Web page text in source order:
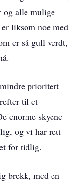
og alle mulige
liksom noe med
er så gull verdt,
prioritert
til et
enorme skyene
og vi har rett
for tidlig.
brekk, med en